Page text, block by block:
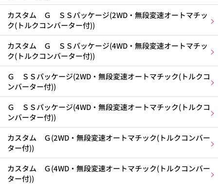
カスタム Ｇ ＳＳパッケージ(2WD・無段変速オートマチッ
ク(トルクコンバーター付))
カスタム Ｇ ＳＳパッケージ(4WD・無段変速オートマチッ
ク(トルクコンバーター付))
Ｇ ＳＳパッケージ(2WD・無段変速オートマチック(トルクコ
ンバーター付))
Ｇ ＳＳパッケージ(4WD・無段変速オートマチック(トルクコ
ンバーター付))
カスタム Ｇ(2WD・無段変速オートマチック(トルクコンバー
ター付))
カスタム Ｇ(4WD・無段変速オートマチック(トルクコンバー
ター付))